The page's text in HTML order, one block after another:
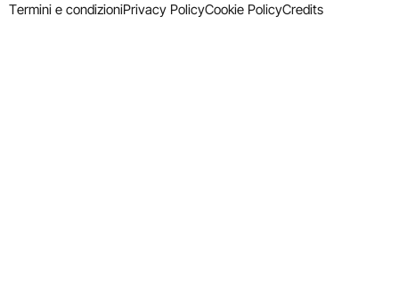
Termini e condizioniPrivacy PolicyCookie PolicyCredits